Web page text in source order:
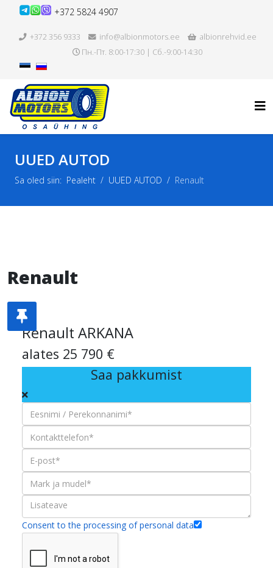
+372 5824 4907
+372 356 9333 info@albionmotors.ee
albionrehvid.ee
Пн.-Пт. 8:00-17:30 | Сб.-9:00-14:30
UUED AUTOD
Sa oled siin: Pealeht UUED AUTOD Renault
Renault
Renault ARKANA
alates 25 790 €
Saa pakkumist
Consent to the processing of personal data